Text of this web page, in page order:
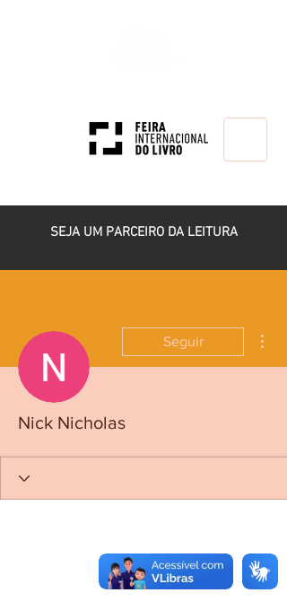
SEJA UM PARCEIRO DA LEITURA
Seguir
Nick Nicholas